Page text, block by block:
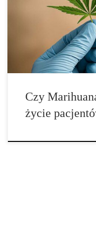
wnioski Kombinacja
Pharmaceuticals
vs 52% (placebo) oraz
Ponadto terapia
Czy
życie